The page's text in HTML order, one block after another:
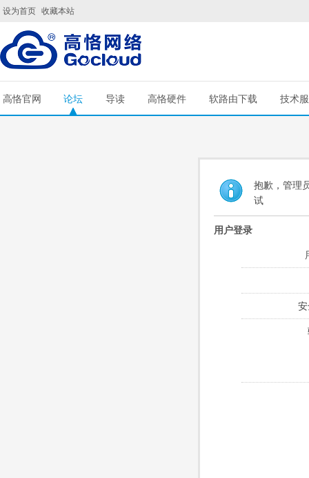
设为首页 收藏本站
高恪官网 论坛 导读 高恪硬件 软路由下载 技术
抱歉，管理
试
用户登录